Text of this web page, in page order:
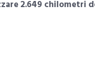
2.649 chilometri